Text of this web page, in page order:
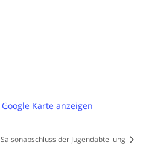
Google Karte anzeigen
Saisonabschluss der Jugendabteilung